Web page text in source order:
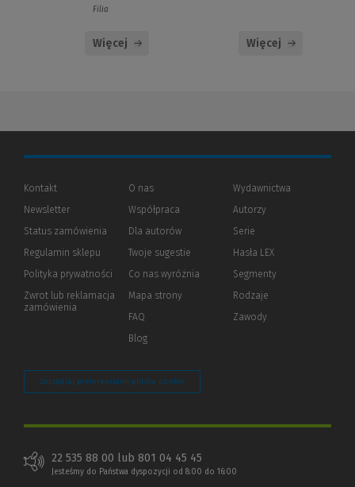
Filia
Więcej Więcej
Kontakt
Newsletter
Status zamówienia
Regulamin sklepu
Polityka prywatności (Nowe
(Link
innej
Zwrot lub reklamacja
zamówienia
O nas
Współpraca
Dla autorów(Nowe
(Link
innej
strony)
Twoje sugestie
Co nas wyróżnia
Mapa strony
FAQ
Blog
Wydawnictwa
Autorzy
Serie
Hasła LEX
Segmenty
Rodzaje
Zawody
Zarządzaj preferencjami plików cookie
22 535 88 00 lub 801 04 45 45
Jesteśmy do Państwa dyspozycji od 8:00 do 16:00